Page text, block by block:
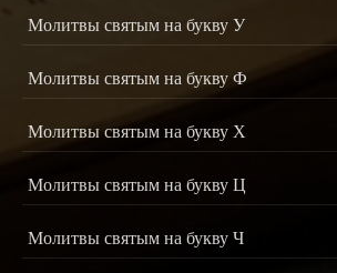
Молитвы святым на букву У
Молитвы святым на букву Ф
Молитвы святым на букву Х
Молитвы святым на букву Ц
Молитвы святым на букву Ч